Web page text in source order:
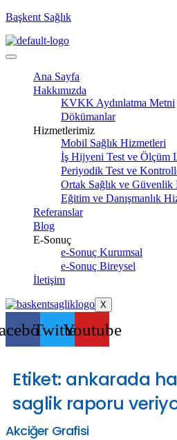
Başkent Sağlık
Ana Sayfa
Hakkımızda
KVKK Aydınlatma Metni
Dökümanlar
Hizmetlerimiz
Mobil Sağlık Hizmetleri
İş Hijyeni Test ve Ölçüm
Periyodik Test ve
Ortak Sağlık ve
Eğitim ve Danışmanlık
Referanslar
Blog
E-Sonuç
e-Sonuç Kurumsal
e-Sonuç Bireysel
İletişim
X
TwitterYoutube
Etiket: ankarada
saglik raporu
Akciğer Grafisi